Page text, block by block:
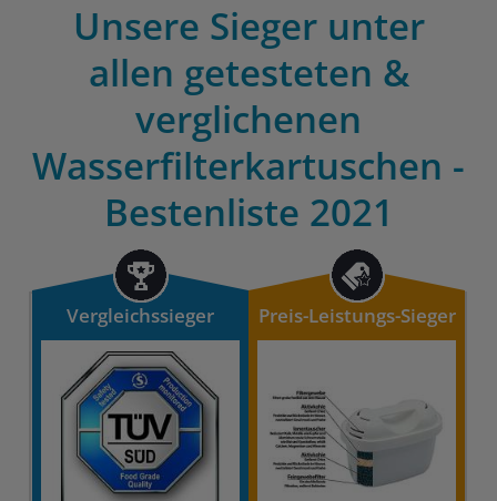
Unsere Sieger unter
allen getesteten &
verglichenen
Wasserfilterkartuschen -
Bestenliste 2021
Vergleichssieger Preis-Leistungs-Sieger